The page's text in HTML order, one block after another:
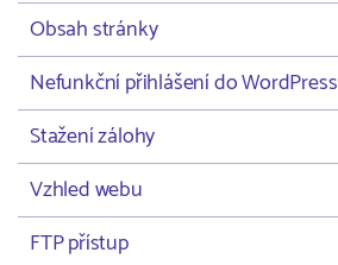
Obsah stránky
Nefunkční přihlášení do WordPress
Stažení zálohy
Vzhled webu
FTP přístup